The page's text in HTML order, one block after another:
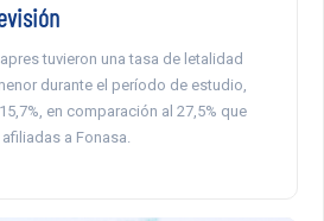
tuvieron una tasa de letalidad
durante el período de estudio,
en comparación al 27,5% que
a Fonasa.